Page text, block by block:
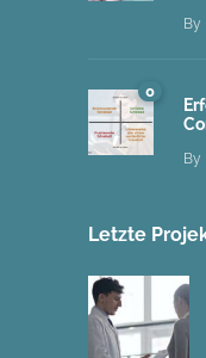
By
0
By
Letzte